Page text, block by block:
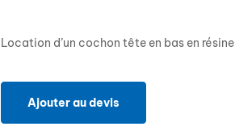
Location d’un cochon tête en bas en résine
Ajouter au devis